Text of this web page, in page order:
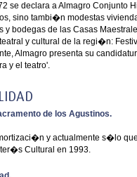
se declara a Almagro
sino tambi�n modestas
y bodegas de las Casas
y cultural de la regi�n:
Almagro presenta su
y el teatro'.
de los Agustinos.
y actualmente s�lo
Cultural en 1993.